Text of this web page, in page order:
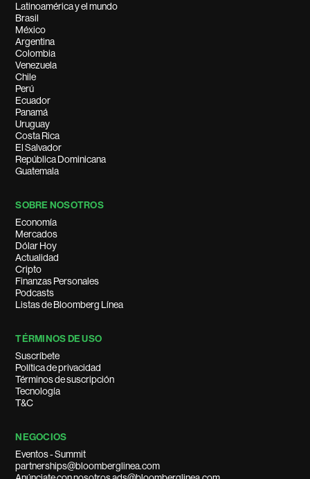
Latinoamérica y el mundo
Brasil
México
Argentina
Colombia
Venezuela
Chile
Perú
Ecuador
Panamá
Uruguay
Costa Rica
El Salvador
República Dominicana
Guatemala
SOBRE NOSOTROS
Economía
Mercados
Dólar Hoy
Actualidad
Cripto
Finanzas Personales
Podcasts
Listas de Bloomberg Línea
TÉRMINOS DE USO
Suscríbete
Política de privacidad
Términos de suscripción
Tecnología
T&C
NEGOCIOS
Eventos - Summit
partnerships@bloomberglinea.com